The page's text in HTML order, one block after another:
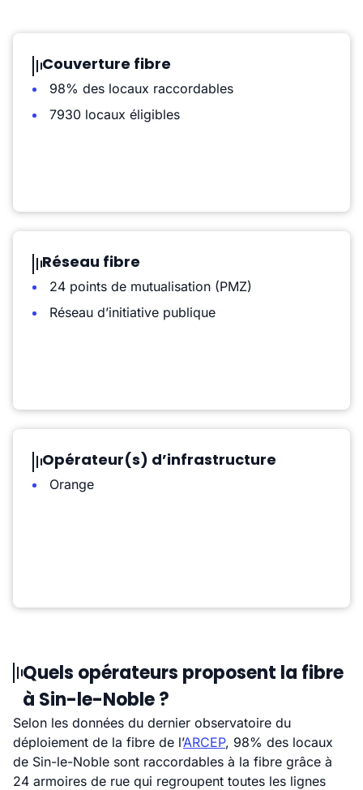
Couverture fibre
98% des locaux raccordables
7930 locaux éligibles
Réseau fibre
24 points de mutualisation (PMZ)
Réseau d’initiative publique
Opérateur(s) d’infrastructure
Orange
Quels opérateurs proposent la fibre
à Sin-le-Noble ?
Selon les données du dernier observatoire du
déploiement de la fibre de l’ARCEP, 98% des locaux
de Sin-le-Noble sont raccordables à la fibre grâce à
24 armoires de rue qui regroupent toutes les lignes